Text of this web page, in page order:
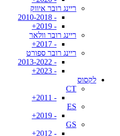
ריינג רובר איווק
- 2010-2018
- 2019+
ריינג רובר וולאר
- 2017+
ריינג רובר ספורט
- 2013-2022
- 2023+
לקסוס
CT
- 2011+
ES
- 2019+
GS
- 2012+